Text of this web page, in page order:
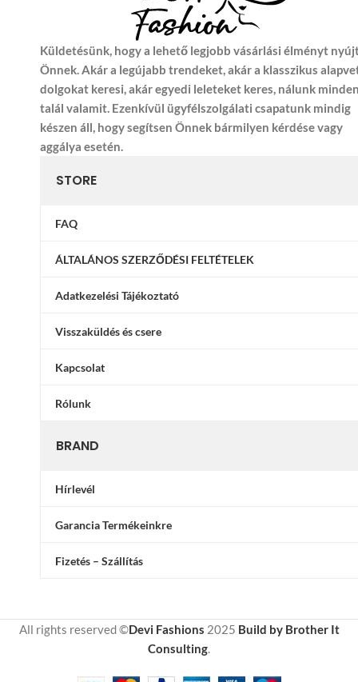
Küldetésünk, hogy a lehető legjobb vásárlási élményt
Önnek. Akár a legújabb trendeket, akár a klasszikus
dolgokat keresi, akár egyedi leleteket keres, nálunk
talál valamit. Ezenkívül ügyfélszolgálati csapatunk mindig
készen áll, hogy segítsen Önnek bármilyen kérdése vagy
aggálya esetén.
STORE
FAQ
ÁLTALÁNOS SZERZŐDÉSI FELTÉTELEK
Adatkezelési Tájékoztató
Visszaküldés és csere
Kapcsolat
Rólunk
BRAND
Hírlevél
Garancia Termékeinkre
Fizetés – Szállítás
All rights reserved ©Devi Fashions 2025 Build by Brother It
Consulting.